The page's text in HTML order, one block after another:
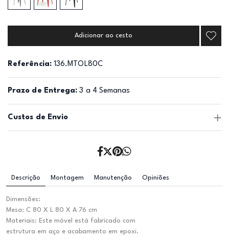
Adicionar ao cesto
Referência: 136.MTOL80C
Prazo de Entrega: 3 a 4 Semanas
Custos de Envio
Descrição Montagem Manutenção Opiniões
Dimensões:
Mesa: C 80 X L 80 X A 76 cm
Materiais: Este móvel está fabricado com
estrutura em aço e acabamento em epoxi.